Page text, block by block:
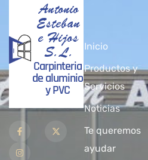
Antonio
Esteban
e Hijos
S.L.
Carpinteria
de aluminio
y PVC
Inicio
Productos y
Servicios
Noticias
Te queremos
ayudar